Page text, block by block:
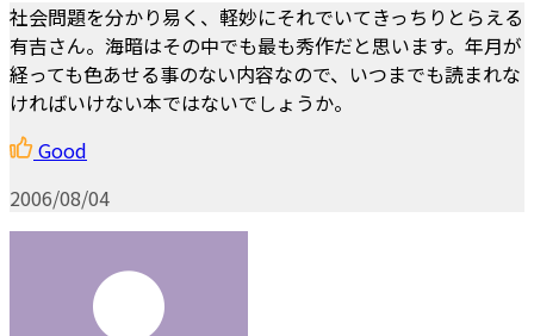
社会問題を分かり易く、軽妙にそれでいてきっちりとらえる
有吉さん。海暗はその中でも最も秀作だと思います。年月が
経っても色あせる事のない内容なので、いつまでも読まれな
ければいけない本ではないでしょうか。
Good
2006/08/04